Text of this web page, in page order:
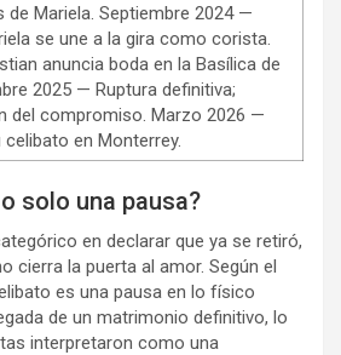
Mariela. Septiembre 2024 —
se une a la gira como corista.
anuncia boda en la Basílica de
2025 — Ruptura definitiva;
del compromiso. Marzo 2026 —
en Monterrey.
solo una pausa?
en declarar que ya se retiró,
cierra la puerta al amor. Según el
es una pausa en lo físico
de un matrimonio definitivo, lo
interpretaron como una